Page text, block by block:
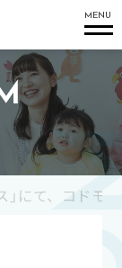
MENU
」にて、コド